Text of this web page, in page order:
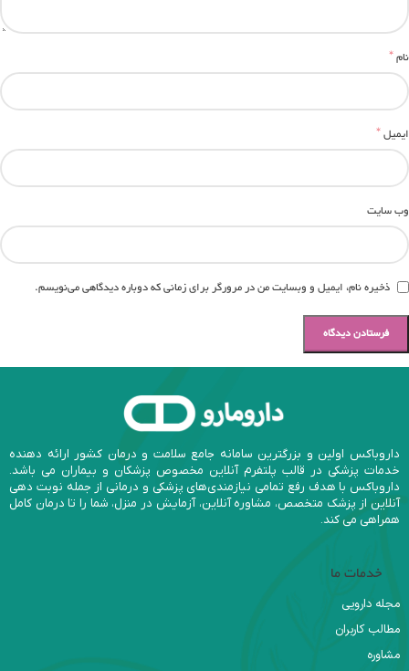
نام*
ایمیل*
وب‌ سایت
ذخیره نام، ایمیل و وبسایت من در مرورگر برای زمانی که دوباره دیدگاهی می‌نویسم.
داروباکس اولین و بزرگترین سامانه جامع سلامت و درمان کشور ارائه دهنده
خدمات پزشکی در قالب پلتفرم آنلاین مخصوص پزشکان و بیماران می باشد.
داروباکس با هدف رفع تمامی نیازمندی‌های پزشکی و درمانی از جمله نوبت دهی
آنلاین از پزشک متخصص، مشاوره آنلاین، آزمایش در منزل، شما را تا درمان کامل
همراهی می کند.
خدمات ما
مجله دارویی
مطالب کاربران
مشاوره